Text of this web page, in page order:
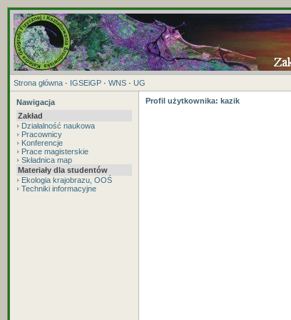
Strona główna · IGSEiGP · WNS · UG
Nawigacja
Zakład
Działalność naukowa
Pracownicy
Konferencje
Prace magisterskie
Składnica map
Materiały dla studentów
Ekologia krajobrazu, OOŚ
Techniki informacyjne
Profil użytkownika: kazik